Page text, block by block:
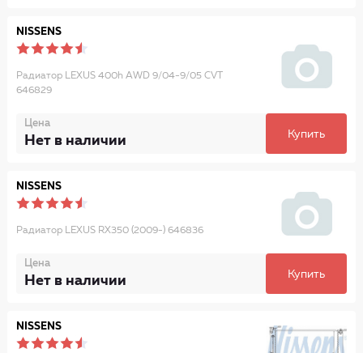
NISSENS
Радиатор LEXUS 400h AWD 9/04-9/05 CVT
646829
Цена
Нет в наличии Купить
NISSENS
Радиатор LEXUS RX350 (2009-) 646836
Цена
Нет в наличии Купить
NISSENS